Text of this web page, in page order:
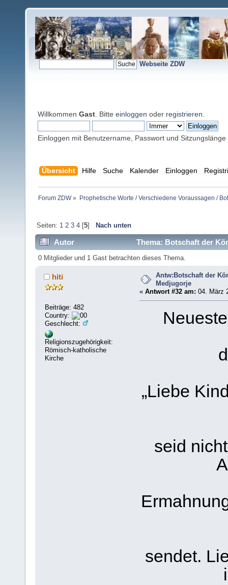
Webseite ZDW
Willkommen Gast . Bitte einloggen oder registrieren
Einloggen mit Benutzername, Passwort und Sitzungslänge
Übersicht Hilfe Suche Kalender Einloggen
Forum ZDW» Prophetische Worte / Verschiedene Voraussagen /
Seiten: 1 2 3 4[5] Nach unten
Autor Thema: Botschaft der
0 Mitglieder und 1 Gast betrachten dieses Thema.
hiti
Beiträge: 482
Country:
Geschlecht:
Religionszugehörigkeit:
Römisch-katholische
Kirche
Antw:Botschaft der
Medjugorje
« Antwort #32 am: 04. März
„Liebe
seid
sendet.